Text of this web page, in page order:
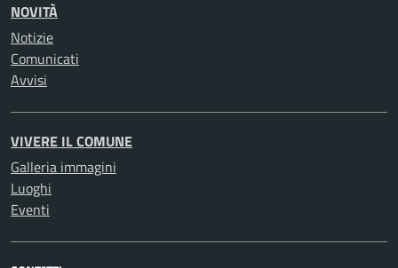
NOVITÀ
Notizie
Comunicati
Avvisi
VIVERE IL COMUNE
Galleria immagini
Luoghi
Eventi